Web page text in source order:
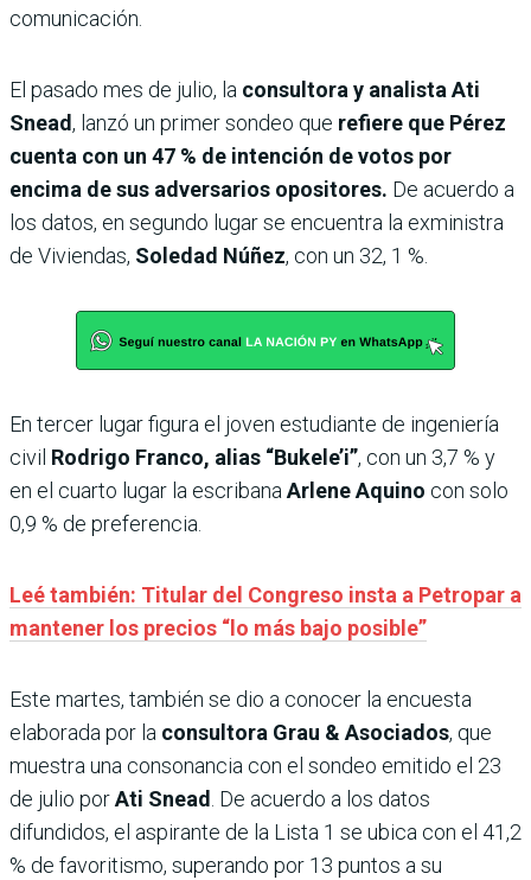
comunicación.
El pasado mes de julio, la consultora y analista Ati
Snead, lanzó un primer sondeo que refiere que Pérez
cuenta con un 47 % de intención de votos por
encima de sus adversarios opositores. De acuerdo a
los datos, en segundo lugar se encuentra la exministra
de Viviendas, Soledad Núñez, con un 32, 1 %.
En tercer lugar figura el joven estudiante de ingeniería
civil Rodrigo Franco, alias “Bukele’i”, con un 3,7 % y
en el cuarto lugar la escribanaArlene Aquino con solo
0,9 % de preferencia.
Leé también: Titular del Congreso insta a Petropar a
mantener los precios “lo más bajo posible”
Este martes, también se dio a conocer la encuesta
elaborada por la consultora Grau & Asociados, que
muestra una consonancia con el sondeo emitido el 23
de julio porAti Snead. De acuerdo a los datos
difundidos, el aspirante de la Lista 1 se ubica con el 41,2
% de favoritismo, superando por 13 puntos a su